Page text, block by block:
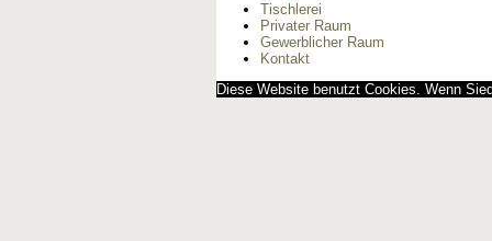
Tischlerei
Privater Raum
Gewerblicher Raum
Kontakt
Diese Website benutzt Cookies. Wenn